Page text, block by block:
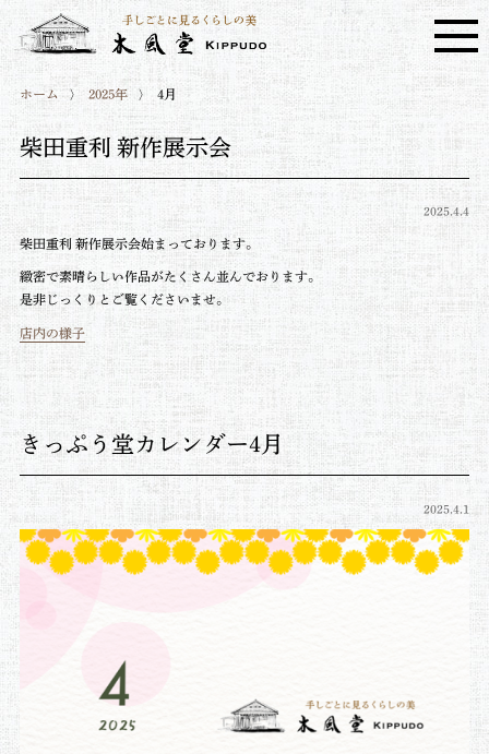
ホーム 2025年 4月
柴田重利 新作展示会
2025.4.4
柴田重利 新作展示会始まっております。
緻密で素晴らしい作品がたくさん並んでおります。
是非じっくりとご覧くださいませ。
店内の様子
きっぷう堂カレンダー4月
2025.4.1